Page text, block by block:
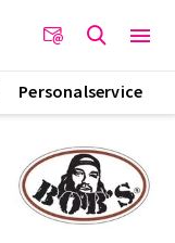
Personalservice